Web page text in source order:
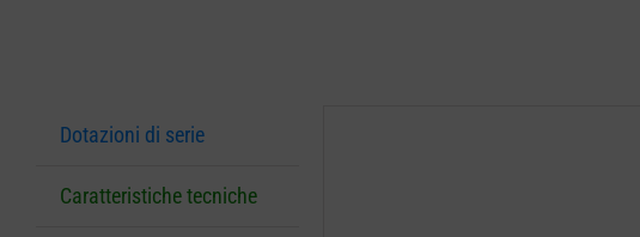
Dotazioni di serie
Caratteristiche tecniche